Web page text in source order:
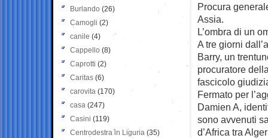
Procura
Assia.
L’ombra di un
A tre giorni
Barry, un
procuratore
fascicolo
Fermato per
Damien A,
sono avvenuti
d’Africa tra
Burlando (26)
Camogli (2)
canile (4)
Cappello (8)
Caprotti (2)
Caritas (6)
carovita (170)
casa (247)
Casini (119)
Centrodestra in Liguria (35)